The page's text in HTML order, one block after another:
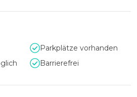
für Ihr nächstes Event? -
in der Nähe von Krefeld
Parkplätze vorhanden
Barrierefrei